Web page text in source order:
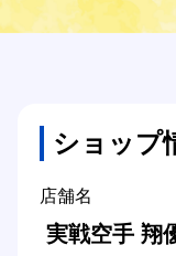
ショップ
店舗名
実戦空手 翔